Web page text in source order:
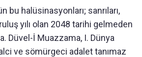
bu halüsinasyonları; sanrıları,
yılı olan 2048 tarihi gelmeden
Düvel-İ Muazzama, I. Dünya
ve sömürgeci adalet tanımaz